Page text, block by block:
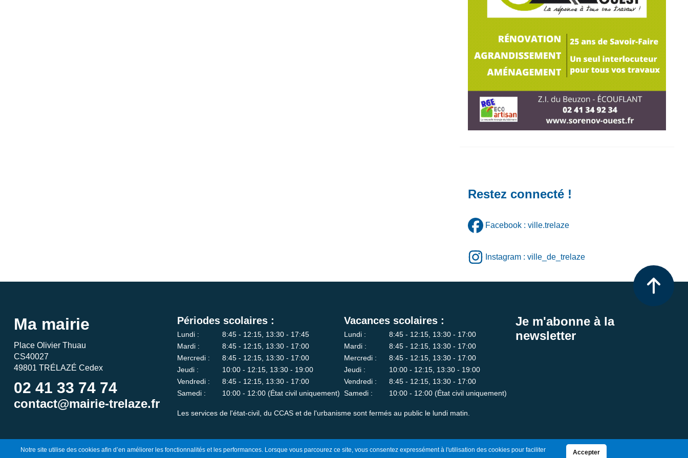
Restez connecté !
Facebook : ville.trelaze
Instagram : ville_de_trelaze
Ma mairie
Place Olivier Thuau
CS40027
49801 TRÉLAZÉ Cedex
02 41 33 74 74
contact@mairie-trelaze.fr
Périodes scolaires :
Lundi :
8:45 - 12:15, 13:30 - 17:45
Mardi :
8:45 - 12:15, 13:30 - 17:00
Mercredi :
8:45 - 12:15, 13:30 - 17:00
Jeudi :
10:00 - 12:15, 13:30 - 19:00
Vendredi :
8:45 - 12:15, 13:30 - 17:00
Samedi :
10:00 - 12:00 (État civil uniquement)
Vacances scolaires :
Lundi :
8:45 - 12:15, 13:30 - 17:00
Mardi :
8:45 - 12:15, 13:30 - 17:00
Mercredi :
8:45 - 12:15, 13:30 - 17:00
Jeudi :
10:00 - 12:15, 13:30 - 19:00
Vendredi :
8:45 - 12:15, 13:30 - 17:00
Samedi :
10:00 - 12:00 (État civil uniquement)
Les services de l'état-civil, du CCAS et de l'urbanisme sont fermés au public le lundi matin.
Je m'abonne à la
newsletter
Notre site utilise des cookies afin d’en améliorer les fonctionnalités et les performances. Lorsque vous parcourez ce site, vous consentez expressément à l'utilisation des cookies pour faciliter Accepter